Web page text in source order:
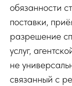
обязанности
поставки,
разрешение
услуг,
не
связанный с